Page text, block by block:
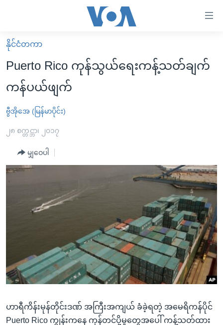
လွယ်ကူ
စေ
သည့်
များ
ပင်မ
ကျော်
စာမျက်နှာ
သို့
ကျော်
ရန်
ရှာဖွေ
မူလစာမျက်နှာ
မြန်မာ
ကမ္ဘာ့သတင်းများ
နိုင်ငံတကာ
အစ္စရေး-ပါလက်စတိုင်း
ဗွီဒီယို
အင်္ဂလိပ်စာလေ့လာမယ်
မကြေးမုံရဲ့ အင်္ဂလိပ်စာ
ရုပ်ရှင်ထဲက အင်္ဂလိပ်စာ
သုတပဒေသာ အင်္ဂလိပ်စာ
ရေဒီယိုနှင့်ရုပ်သံ အချက်အလက်များ
ရေဒီယို/တီဗွီအစီအစဉ်
ဗွီအိုအေ လူမှုကွန်ယက်များ
ဘာသာစကားများ
နိုင်ငံတကာ
Puerto Rico ကုန်သွယ်ရေးကန့်သတ်ချက်
ကန်ပယ်ဖျက်
ဗွီအိုအေ (မြန်မာပိုင်း)
၂၈ စက္တင္ဘာ၊ ၂၀၁၇
မျှဝေပါ
ဟာရီကိန်းမုန်တိုင်းဒဏ် အကြီးအကျယ် ခံခဲ့ရတဲ့ အမေရိကန်ပိုင်
Puerto Rico ကျွန်းကနေ ကုန်တင်ပို့မှုတွေအပေါ် ကန့်သတ်ထား